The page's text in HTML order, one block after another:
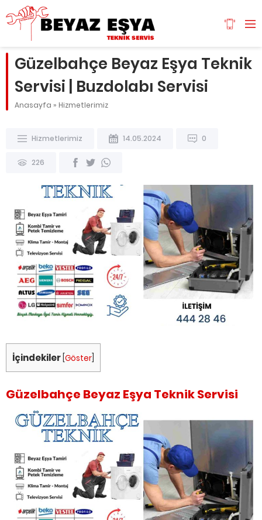
Güzelbahçe Beyaz Eşya Teknik
Servisi | Buzdolabı Servisi
Anasayfa » Hizmetlerimiz
Hizmetlerimiz 14.05.2024 0
226
İçindekiler Göster
Güzelbahçe Beyaz Eşya Teknik Servisi